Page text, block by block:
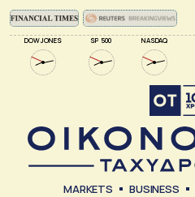
DOW JONES SP 500 NASDAQ
MARKETS BUSINESS